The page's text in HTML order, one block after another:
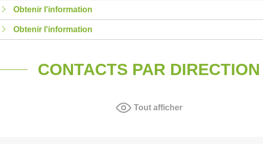
Obtenir l'information
Obtenir l'information
CONTACTS PAR DIRECTION
Tout afficher